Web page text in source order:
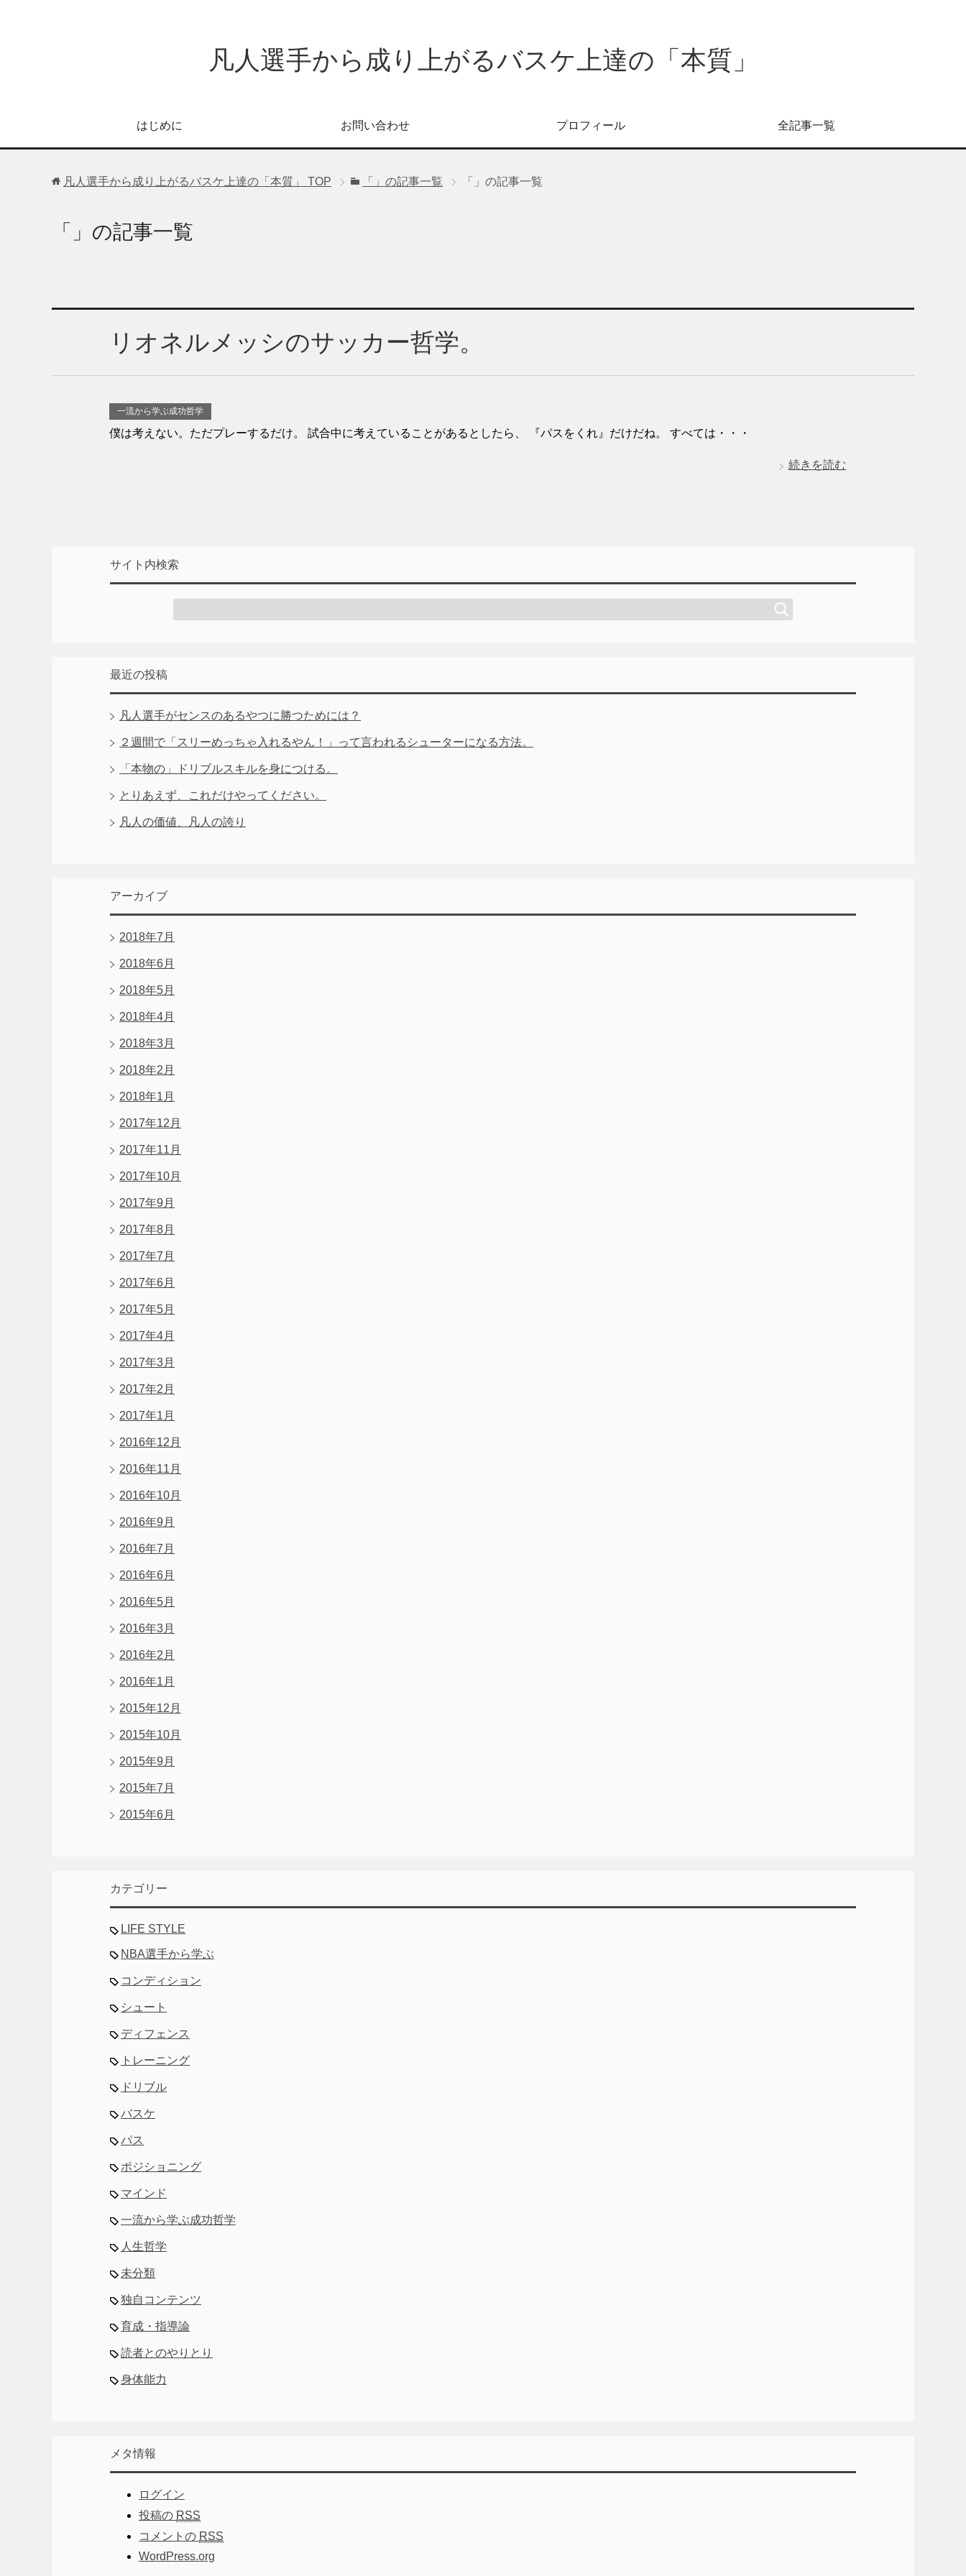
凡人選手から成り上がるバスケ上達の「本質」
はじめに お問い合わせ プロフィール 全記事一覧
凡人選手から成り上がるバスケ上達の「本質」 TOP 「」の記事一覧 「」の記事一覧
「」の記事一覧
リオネルメッシのサッカー哲学。
一流から学ぶ成功哲学
僕は考えない。ただプレーするだけ。 試合中に考えていることがあるとしたら、 『パスをくれ』だけだね。 すべては・・・
続きを読む
サイト内検索
最近の投稿
凡人選手がセンスのあるやつに勝つためには？
２週間で「スリーめっちゃ入れるやん！」って言われるシューターになる方法。
「本物の」ドリブルスキルを身につける。
とりあえず、これだけやってください。
凡人の価値、凡人の誇り
アーカイブ
2018年7月
2018年6月
2018年5月
2018年4月
2018年3月
2018年2月
2018年1月
2017年12月
2017年11月
2017年10月
2017年9月
2017年8月
2017年7月
2017年6月
2017年5月
2017年4月
2017年3月
2017年2月
2017年1月
2016年12月
2016年11月
2016年10月
2016年9月
2016年7月
2016年6月
2016年5月
2016年3月
2016年2月
2016年1月
2015年12月
2015年10月
2015年9月
2015年7月
2015年6月
カテゴリー
LIFE STYLE
NBA選手から学ぶ
コンディション
シュート
ディフェンス
トレーニング
ドリブル
バスケ
パス
ポジショニング
マインド
一流から学ぶ成功哲学
人生哲学
未分類
独自コンテンツ
育成・指導論
読者とのやりとり
身体能力
メタ情報
ログイン
投稿の RSS
コメントの RSS
WordPress.org